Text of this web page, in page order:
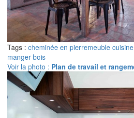
Tags : cheminée en pierremeuble
manger bois
Voir la photo : Plan de travail et